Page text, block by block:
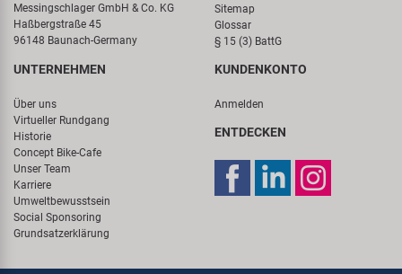
Messingschlager GmbH & Co. KG
Haßbergstraße 45
96148 Baunach-Germany
Sitemap
Glossar
§ 15 (3) BattG
UNTERNEHMEN
Über uns
Virtueller Rundgang
Historie
Concept Bike-Cafe
Unser Team
Karriere
Umweltbewusstsein
Social Sponsoring
Grundsatzerklärung
KUNDENKONTO
Anmelden
ENTDECKEN